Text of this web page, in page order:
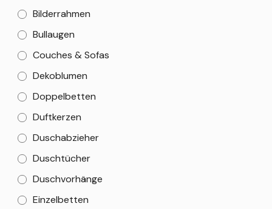
Bilderrahmen
Bullaugen
Couches & Sofas
Dekoblumen
Doppelbetten
Duftkerzen
Duschabzieher
Duschtücher
Duschvorhänge
Einzelbetten